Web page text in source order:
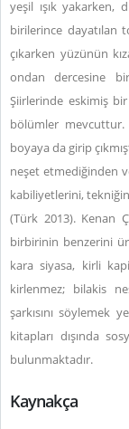
yeşil ışık yakarken,
birilerince dayatılan
çıkarken yüzünün
ondan dercesine
Şiirlerinde eskimiş
bölümler mevcuttur.
boyaya da girip
neşet etmediğinden
kabiliyetlerini,
(Türk 2013). Kenan
birbirinin benzerini
kara siyasa, kirli
kirlenmez; bilakis
şarkısını söylemek
kitapları dışında
bulunmaktadır.
Kaynakça